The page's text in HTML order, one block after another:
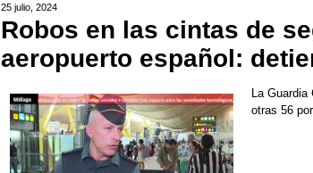
25 julio, 2024
Robos en las cintas de
aeropuerto español:
La
otras 56